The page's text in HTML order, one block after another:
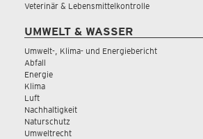
Veterinär & Lebensmittelkontrolle
UMWELT & WASSER
Umwelt-, Klima- und Energiebericht
Abfall
Energie
Klima
Luft
Nachhaltigkeit
Naturschutz
Umweltrecht